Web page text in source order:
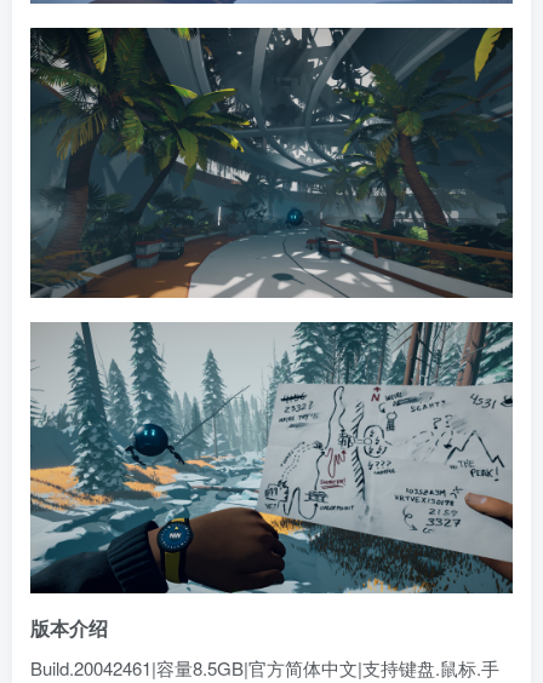
版本介绍
Build.20042461|容量8.5GB|官方简体中文|支持键盘.鼠标.手